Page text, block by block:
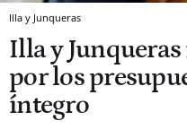
Illa y Junqueras
Illa y
por los
íntegro